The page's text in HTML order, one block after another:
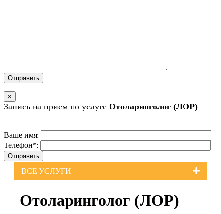
×
Запись на прием по услуге Отоларинголог (ЛОР)
Ваше имя:
Телефон*:
ВСЕ УСЛУГИ
Отоларинголог (ЛОР)